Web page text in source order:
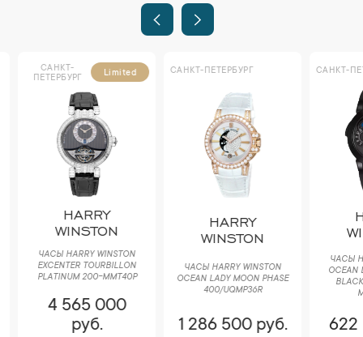
САНКТ-
ПЕТЕРБУРГ
Limited
HARRY
WINSTON
ЧАСЫ HARRY WINSTON
EXCENTER TOURBILLON
PLATINUM 200-MMT40P
4 565 000
руб.
САНКТ-ПЕТЕРБУРГ
HARRY
WINSTON
ЧАСЫ HARRY WINSTON
OCEAN LADY MOON PHASE
400/UQMP36R
1 286 500 руб.
САНКТ-
ЧАСЫ
OCEAN
622